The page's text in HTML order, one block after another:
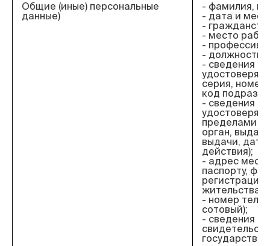
Общие (иные) персональные
данные)
- фамилия,
- дата и
-
- место
- профессия;
- должность;
- сведения о
серия,
код
- сведения о
пределами
орган,
выдачи, дата
действия);
- адрес
паспорту,
регистрации
жительства;
- номер
сотовый);
- сведения о